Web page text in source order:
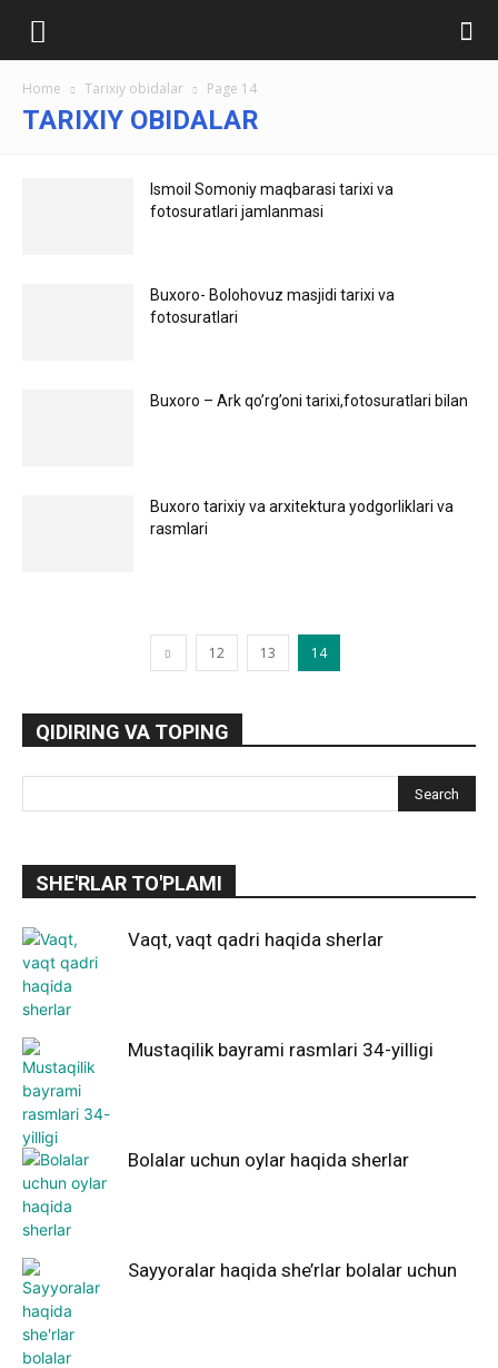
Home Tarixiy obidalar Page 14
TARIXIY OBIDALAR
Ismoil Somoniy maqbarasi tarixi va
fotosuratlari jamlanmasi
Buxoro- Bolohovuz masjidi tarixi va
fotosuratlari
Buxoro – Ark qo’rg’oni tarixi,fotosuratlari bilan
Buxoro tarixiy va arxitektura yodgorliklari va
rasmlari
12 13 14
QIDIRING VA TOPING
SHE'RLAR TO'PLAMI
Vaqt, vaqt qadri haqida sherlar
Mustaqilik bayrami rasmlari 34-yilligi
Bolalar uchun oylar haqida sherlar
Sayyoralar haqida she’rlar bolalar uchun